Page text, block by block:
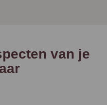
van je